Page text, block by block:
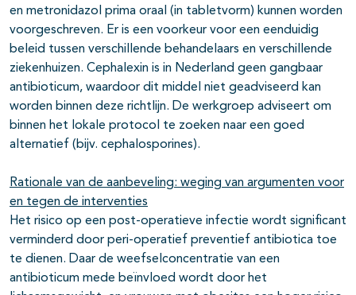
en metronidazol prima oraal (in tabletvorm) kunnen worden
voorgeschreven. Er is een voorkeur voor een eenduidig
beleid tussen verschillende behandelaars en verschillende
ziekenhuizen. Cephalexin is in Nederland geen gangbaar
antibioticum, waardoor dit middel niet geadviseerd kan
worden binnen deze richtlijn. De werkgroep adviseert om
binnen het lokale protocol te zoeken naar een goed
alternatief (bijv. cephalosporines).
Rationale van de aanbeveling: weging van argumenten voor
en tegen de interventies
Het risico op een post-operatieve infectie wordt significant
verminderd door peri-operatief preventief antibiotica toe
te dienen. Daar de weefselconcentratie van een
antibioticum mede beïnvloed wordt door het